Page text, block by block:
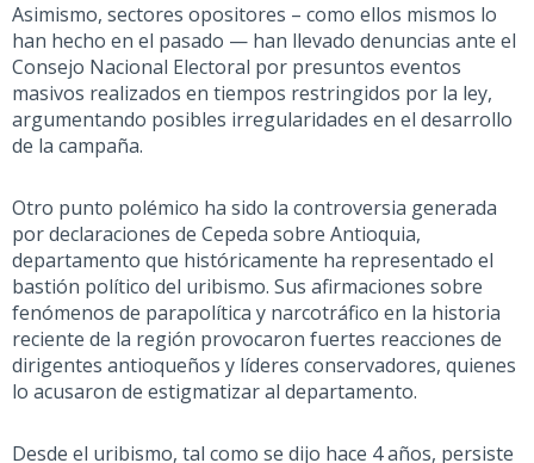
Asimismo, sectores opositores – como ellos mismos lo
han hecho en el pasado — han llevado denuncias ante el
Consejo Nacional Electoral por presuntos eventos
masivos realizados en tiempos restringidos por la ley,
argumentando posibles irregularidades en el desarrollo
de la campaña.
Otro punto polémico ha sido la controversia generada
por declaraciones de Cepeda sobre Antioquia,
departamento que históricamente ha representado el
bastión político del uribismo. Sus afirmaciones sobre
fenómenos de parapolítica y narcotráfico en la historia
reciente de la región provocaron fuertes reacciones de
dirigentes antioqueños y líderes conservadores, quienes
lo acusaron de estigmatizar al departamento.
Desde el uribismo, tal como se dijo hace 4 años, persiste